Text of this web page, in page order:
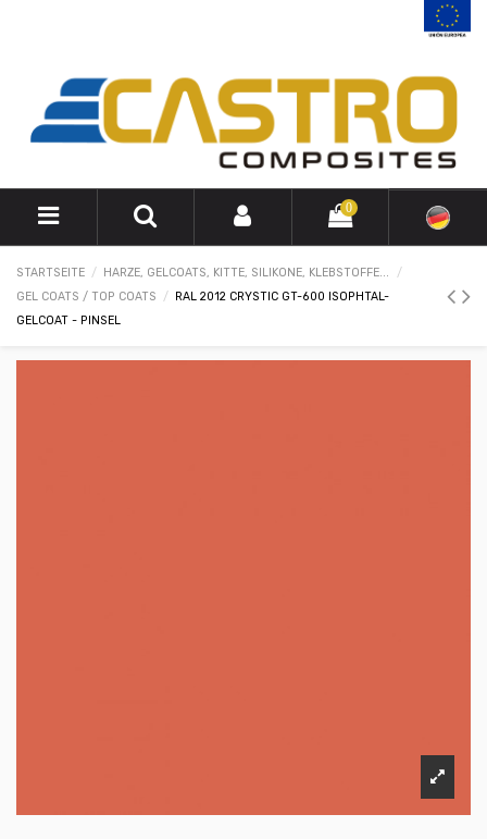
0
STARTSEITE
HARZE, GELCOATS, KITTE, SILIKONE, KLEBSTOFFE...
GEL COATS / TOP COATS
RAL 2012 CRYSTIC GT-600 ISOPHTAL-
GELCOAT - PINSEL